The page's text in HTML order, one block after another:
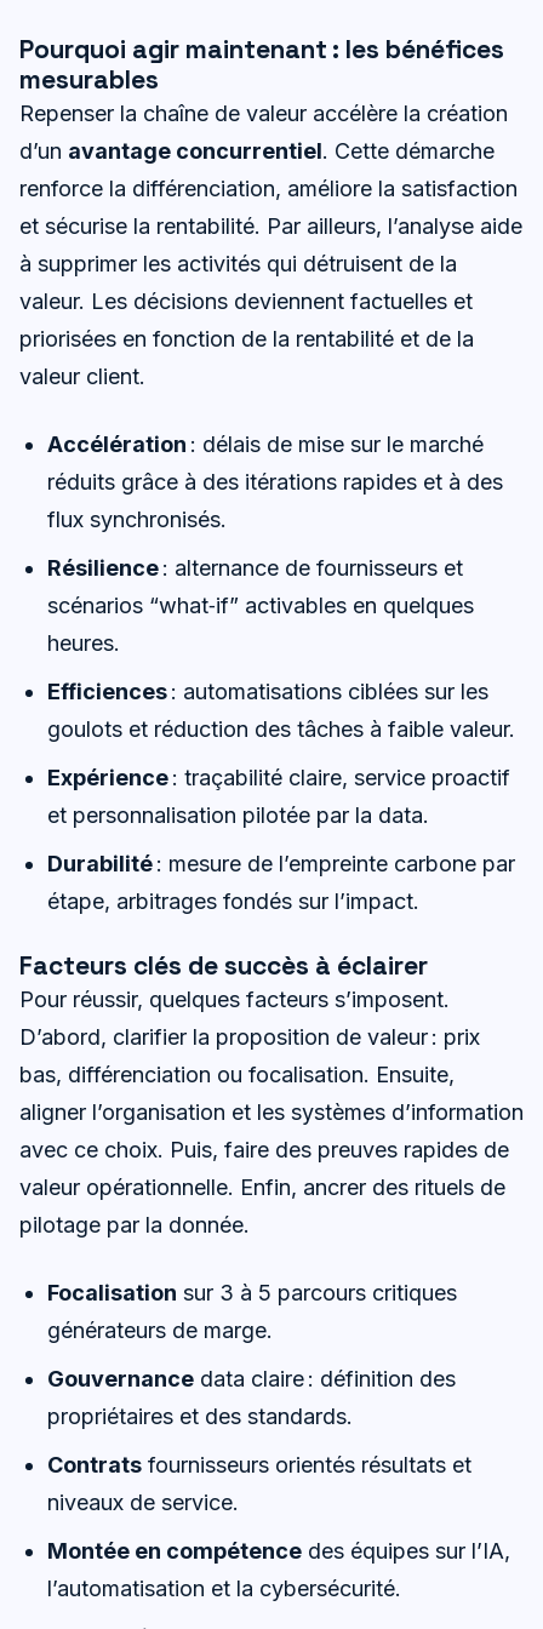
Pourquoi agir maintenant : les bénéfices
mesurables
Repenser la chaîne de valeur accélère la création
d’un avantage concurrentiel. Cette démarche
renforce la différenciation, améliore la satisfaction
et sécurise la rentabilité. Par ailleurs, l’analyse aide
à supprimer les activités qui détruisent de la
valeur. Les décisions deviennent factuelles et
priorisées en fonction de la rentabilité et de la
valeur client.
Accélération : délais de mise sur le marché
réduits grâce à des itérations rapides et à des
flux synchronisés.
Résilience: alternance de fournisseurs et
scénarios “what‑if” activables en quelques
heures.
Efficiences: automatisations ciblées sur les
goulots et réduction des tâches à faible valeur.
Expérience: traçabilité claire, service proactif
et personnalisation pilotée par la data.
Durabilité: mesure de l’empreinte carbone par
étape, arbitrages fondés sur l’impact.
Facteurs clés de succès à éclairer
Pour réussir, quelques facteurs s’imposent.
D’abord, clarifier la proposition de valeur : prix
bas, différenciation ou focalisation. Ensuite,
aligner l’organisation et les systèmes d’information
avec ce choix. Puis, faire des preuves rapides de
valeur opérationnelle. Enfin, ancrer des rituels de
pilotage par la donnée.
Focalisation sur 3 à 5 parcours critiques
générateurs de marge.
Gouvernance data claire : définition des
propriétaires et des standards.
Contrats fournisseurs orientés résultats et
niveaux de service.
Montée en compétence des équipes sur l’IA,
l’automatisation et la cybersécurité.